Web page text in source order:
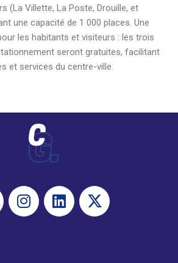
(La Villette, La Poste, Drouille, et
une capacité de 1 000 places. Une
les habitants et visiteurs : les trois
seront gratuites, facilitant
et services du centre-ville.